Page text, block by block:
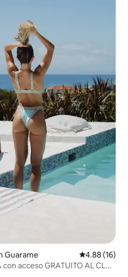
Guarame Calificación
4.88 (16)
acceso GRATUITO AL CLUB